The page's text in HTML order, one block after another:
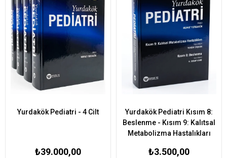
Yurdakök Pediatri - 4 Cilt
₺39.000,00
Yurdakök Pediatri Kısım 8:
Beslenme - Kısım 9: Kalıtsal
Metabolizma Hastalıkları
₺3.500,00